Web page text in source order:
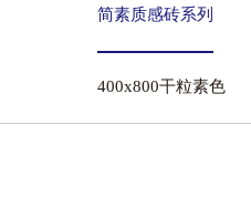
简素质感砖系列
400x800干粒素色